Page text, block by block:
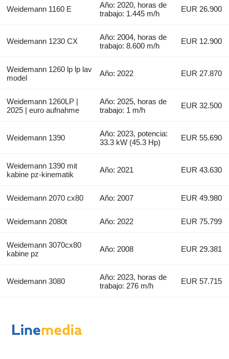
Weidemann 1160 E
Año: 2020, horas de
trabajo: 1.445 m/h
EUR 26.900
Weidemann 1230 CX
Año: 2004, horas de
trabajo: 8.600 m/h
EUR 12.900
Weidemann 1260 lp lp lav
model
Año: 2022 EUR 27.870
Weidemann 1260LP |
2025 | euro aufnahme
Año: 2025, horas de
trabajo: 1 m/h
EUR 32.500
Weidemann 1390
Año: 2023, potencia:
33.3 kW (45.3 Hp)
EUR 55.690
Weidemann 1390 mit
kabine pz-kinematik
Año: 2021 EUR 43.630
Weidemann 2070 cx80 Año: 2007 EUR 49.980
Weidemann 2080t Año: 2022 EUR 75.799
Weidemann 3070cx80
kabine pz
Año: 2008 EUR 29.381
Weidemann 3080
Año: 2023, horas de
trabajo: 276 m/h
EUR 57.715